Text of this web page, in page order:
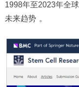
1998年至2023年全
未来趋势 。